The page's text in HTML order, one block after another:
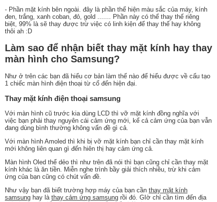
- Phần mặt kính bên ngoài. đây là phần thể hiện màu sắc của máy, kính
đen, trắng, xanh coban, đỏ, gold ....... Phần này có thể thay thế riêng
biệt, 99% là sẽ thay được trừ việc có linh kiện để thay thế hay không
thôi ah :D
Làm sao để nhận biết thay mặt kính hay thay
màn hình cho Samsung?
Như ở trên các bạn đã hiểu cơ bản làm thế nào để hiểu được về cấu tạo
1 chiếc màn hình điện thoại từ cổ đến hiện đại.
Thay mặt kính điện thoại samsung
Với màn hình cũ trước kia dùng LCD thì vỡ mặt kính đồng nghĩa với
việc bạn phải thay nguyên cái cảm ứng mới, kể cả cảm ứng của bạn vẫn
đang dùng bình thường không vấn đề gì cả.
Với màn hình Amoled thì khi bị vỡ mặt kính bạn chỉ cần thay mặt kính
mới không liên quan gì đến hiên thị hay cảm ứng cả.
Màn hình Oled thể dẻo thì như trên đã nói thì bạn cũng chỉ cần thay mặt
kính khác là ăn tiền. Miễn nghe trình bầy giải thích nhiều, trừ khi cảm
ứng của bạn cũng có chút vấn đề.
Như vậy bạn đã biết trường hợp máy của bạn cần thay mặt kính
samsung hay là thay cảm ứng samsung rồi đó. GIờ chỉ cần tìm đến địa